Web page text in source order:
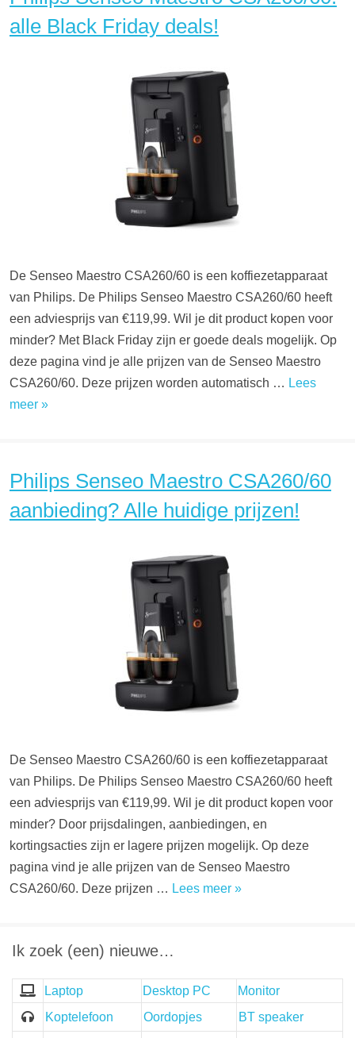
alle Black Friday deals!
De Senseo Maestro CSA260/60 is een koffiezetapparaat
van Philips. De Philips Senseo Maestro CSA260/60 heeft
een adviesprijs van €119,99. Wil je dit product kopen voor
minder? Met Black Friday zijn er goede deals mogelijk. Op
deze pagina vind je alle prijzen van de Senseo Maestro
CSA260/60. Deze prijzen worden automatisch … Lees
meer »
Philips Senseo Maestro CSA260/60
aanbieding? Alle huidige prijzen!
De Senseo Maestro CSA260/60 is een koffiezetapparaat
van Philips. De Philips Senseo Maestro CSA260/60 heeft
een adviesprijs van €119,99. Wil je dit product kopen voor
minder? Door prijsdalingen, aanbiedingen, en
kortingsacties zijn er lagere prijzen mogelijk. Op deze
pagina vind je alle prijzen van de Senseo Maestro
CSA260/60. Deze prijzen … Lees meer »
Ik zoek (een) nieuwe…
Laptop Desktop PC
Monitor
Koptelefoon
Oordopjes BT speaker